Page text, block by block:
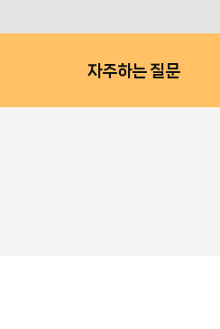
자주하는 질문